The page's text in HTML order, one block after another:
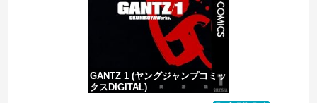
GANTZ 1 (ヤングジャンプコミッ
クスDIGITAL)